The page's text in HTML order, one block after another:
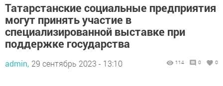
Татарстанские социальные предприятия
могут принять участие в
специализированной выставке при
поддержке государства
admin, 29 сентябрь 2023 - 13:10 114 0 0